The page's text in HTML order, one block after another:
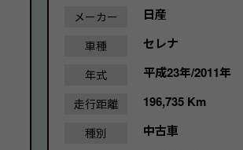
メーカー 日産
車種 セレナ
年式 平成23年/2011年
走行距離 196,735 Km
種別 中古車